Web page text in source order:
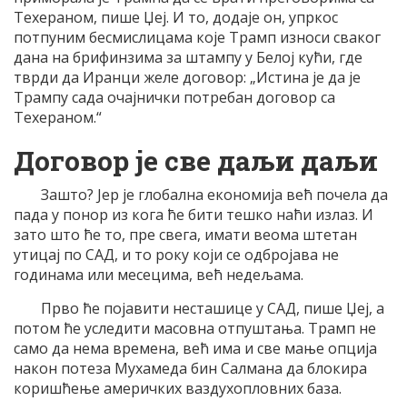
Техераном, пише Џеј. И то, додаје он, упркос
потпуним бесмислицама које Трамп износи сваког
дана на брифинзима за штампу у Белој кући, где
тврди да Иранци желе договор: „Истина је да је
Трампу сада очајнички потребан договор са
Техераном.“
Договор је све даљи даљи
Зашто? Јер је глобална економија већ почела да
пада у понор из кога ће бити тешко наћи излаз. И
зато што ће то, пре свега, имати веома штетан
утицај по САД, и то року који се одбројава не
годинама или месецима, већ недељама.
Прво ће појавити несташице у САД, пише Џеј, а
потом ће уследити масовна отпуштања. Трамп не
само да нема времена, већ има и све мање опција
након потеза Мухамеда бин Салмана да блокира
коришћење америчких ваздухопловних база.